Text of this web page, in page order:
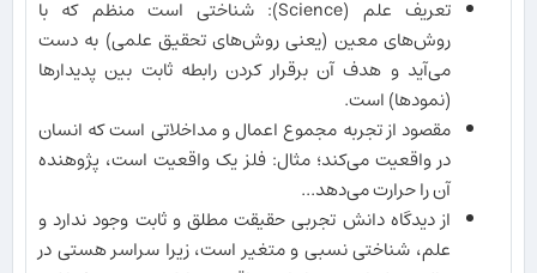
تعریف علم (Science): شناختی است منظم که با
روش‌های معین (یعنی روش‌های تحقیق علمی) به دست
می‌آید و هدف آن برقرار کردن رابطه ثابت بین پدیدارها
(نمودها) است.
مقصود از تجربه مجموع اعمال و مداخلاتی است که انسان
در واقعیت می‌کند؛ مثال: فلز یک واقعیت است، پژوهنده
آن را حرارت می‌دهد...
از دیدگاه دانش تجربی حقیقت مطلق و ثابت وجود ندارد و
علم، شناختی نسبی و متغیر است، زیرا سراسر هستی در